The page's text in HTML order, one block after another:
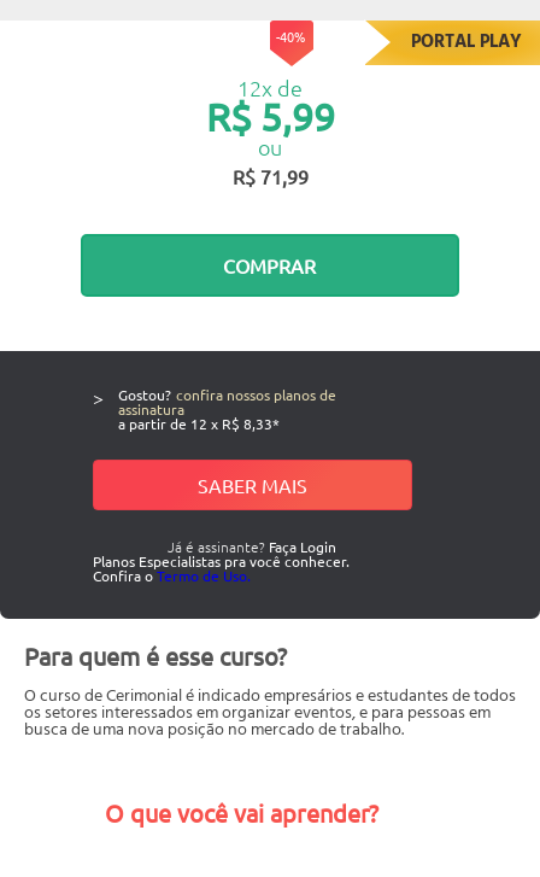
-40% PORTAL PLAY
R$ 71,99
12x de
R$ 5,99
ou
COMPRAR
> Gostou? confira nossos planos de
assinatura
a partir de 12 x R$ 8,33*
SABER MAIS
Já é assinante? Faça Login
Planos Especialistas pra você conhecer.
Confira oTermo de Uso.
Para quem é esse curso?
O curso de Cerimonial é indicado empresários e estudantes de todos
os setores interessados em organizar eventos, e para pessoas em
busca de uma nova posição no mercado de trabalho.
O que você vai aprender?